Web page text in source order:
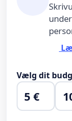
Vælg dit
5 €